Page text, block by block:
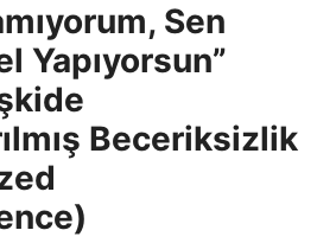
Sen
Yapıyorsun”
Beceriksizlik